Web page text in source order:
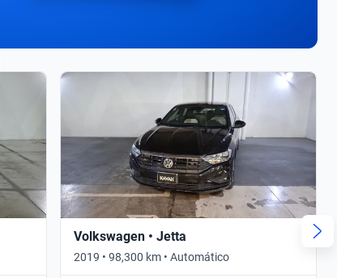
Volkswagen • Jetta
2019 • 98,300 km • Automático